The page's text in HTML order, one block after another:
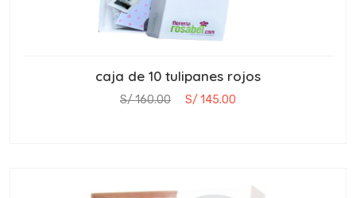
caja de 10 tulipanes rojos
S/ 160.00 S/ 145.00